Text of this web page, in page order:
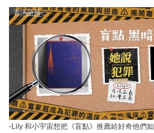
-Lily 和小宇宙想把《盲點》推薦給好奇他們